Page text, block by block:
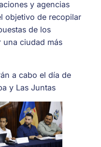
y agencias
objetivo de recopilar
de los
una ciudad más
a cabo el día de
y Las Juntas